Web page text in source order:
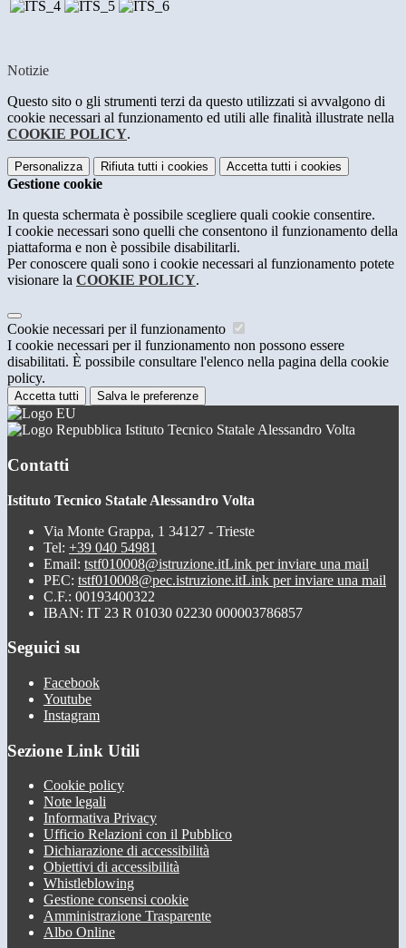
Notizie
Questo sito o gli strumenti terzi da questo utilizzati si avvalgono di
cookie necessari al funzionamento ed utili alle finalità illustrate nella
COOKIE POLICY.
Personalizza Rifiuta tutti i cookies Accetta tutti i cookies
Gestione cookie
In questa schermata è possibile scegliere quali cookie consentire.
I cookie necessari sono quelli che consentono il funzionamento della
piattaforma e non è possibile disabilitarli.
Per conoscere quali sono i cookie necessari al funzionamento potete
visionare la COOKIE POLICY.
Cookie necessari per il funzionamento
I cookie necessari per il funzionamento non possono essere
disabilitati. È possibile consultare l'elenco nella pagina della cookie
policy.
Accetta tutti Salva le preferenze
Istituto Tecnico Statale Alessandro Volta
Contatti
Istituto Tecnico Statale Alessandro Volta
Via Monte Grappa, 1 34127 - Trieste
Tel: +39 040 54981
Email: tstf010008@istruzione.itLink per inviare una mail
PEC: tstf010008@pec.istruzione.itLink per inviare una mail
C.F.: 00193400322
IBAN: IT 23 R 01030 02230 000003786857
Seguici su
Facebook
Youtube
Instagram
Sezione Link Utili
Cookie policy
Note legali
Informativa Privacy
Ufficio Relazioni con il Pubblico
Dichiarazione di accessibilità
Obiettivi di accessibilità
Whistleblowing
Gestione consensi cookie
Amministrazione Trasparente
Albo Online